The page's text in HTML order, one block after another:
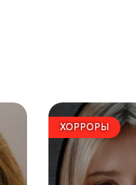
ХОРРОРЫ